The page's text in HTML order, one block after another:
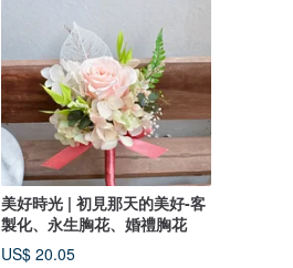
美好時光 | 初見那天的美好-客
製化、永生胸花、婚禮胸花
US$ 20.05